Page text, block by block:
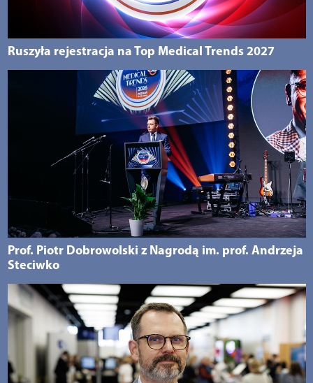
Ruszyła rejestracja na Top Medical Trends 2027
Prof. Piotr Dobrowolski z Nagrodą im. prof. Andrzeja
Steciwko